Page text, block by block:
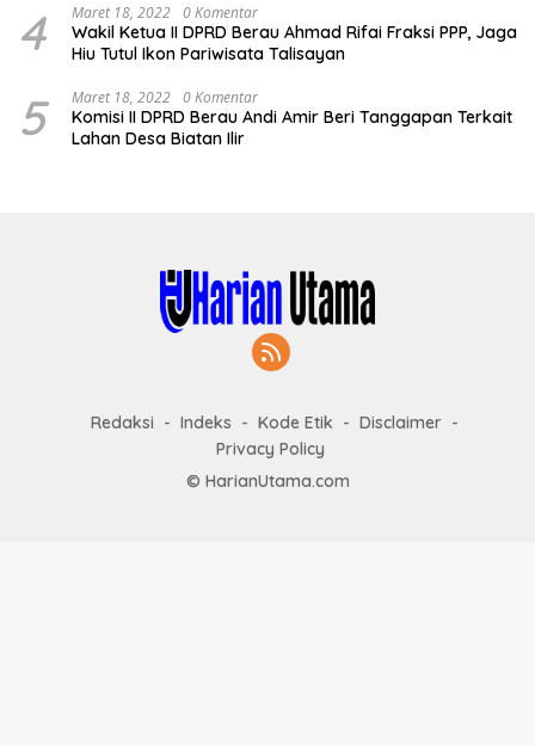
4 Maret 18, 2022 0 Komentar
Wakil Ketua II DPRD Berau Ahmad Rifai Fraksi PPP, Jaga
Hiu Tutul Ikon Pariwisata Talisayan
5 Maret 18, 2022 0 Komentar
Komisi II DPRD Berau Andi Amir Beri Tanggapan Terkait
Lahan Desa Biatan Ilir
Redaksi Indeks Kode Etik
Disclaimer
Privacy Policy
© HarianUtama.com